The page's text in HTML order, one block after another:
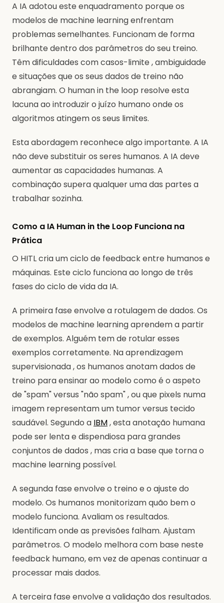
A IA adotou este enquadramento porque os
modelos de machine learning enfrentam
problemas semelhantes. Funcionam de forma
brilhante dentro dos parâmetros do seu treino.
Têm dificuldades com casos-limite , ambiguidade
e situações que os seus dados de treino não
abrangiam. O human in the loop resolve esta
lacuna ao introduzir o juízo humano onde os
algoritmos atingem os seus limites.
Esta abordagem reconhece algo importante. A IA
não deve substituir os seres humanos. A IA deve
aumentar as capacidades humanas. A
combinação supera qualquer uma das partes a
trabalhar sozinha.
Como a IA Human in the Loop Funciona na
Prática
O HITL cria um ciclo de feedback entre humanos e
máquinas. Este ciclo funciona ao longo de três
fases do ciclo de vida da IA.
A primeira fase envolve a rotulagem de dados. Os
modelos de machine learning aprendem a partir
de exemplos. Alguém tem de rotular esses
exemplos corretamente. Na aprendizagem
supervisionada , os humanos anotam dados de
treino para ensinar ao modelo como é o aspeto
de "spam" versus "não spam" , ou que pixels numa
imagem representam um tumor versus tecido
saudável. Segundo a IBM, esta anotação humana
pode ser lenta e dispendiosa para grandes
conjuntos de dados , mas cria a base que torna o
machine learning possível.
A segunda fase envolve o treino e o ajuste do
modelo. Os humanos monitorizam quão bem o
modelo funciona. Avaliam os resultados.
Identificam onde as previsões falham. Ajustam
parâmetros. O modelo melhora com base neste
feedback humano, em vez de apenas continuar a
processar mais dados.
A terceira fase envolve a validação dos resultados.